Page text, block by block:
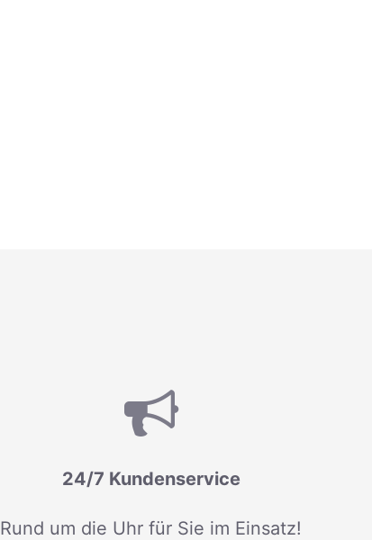
24/7 Kundenservice
Rund um die Uhr für Sie im Einsatz!